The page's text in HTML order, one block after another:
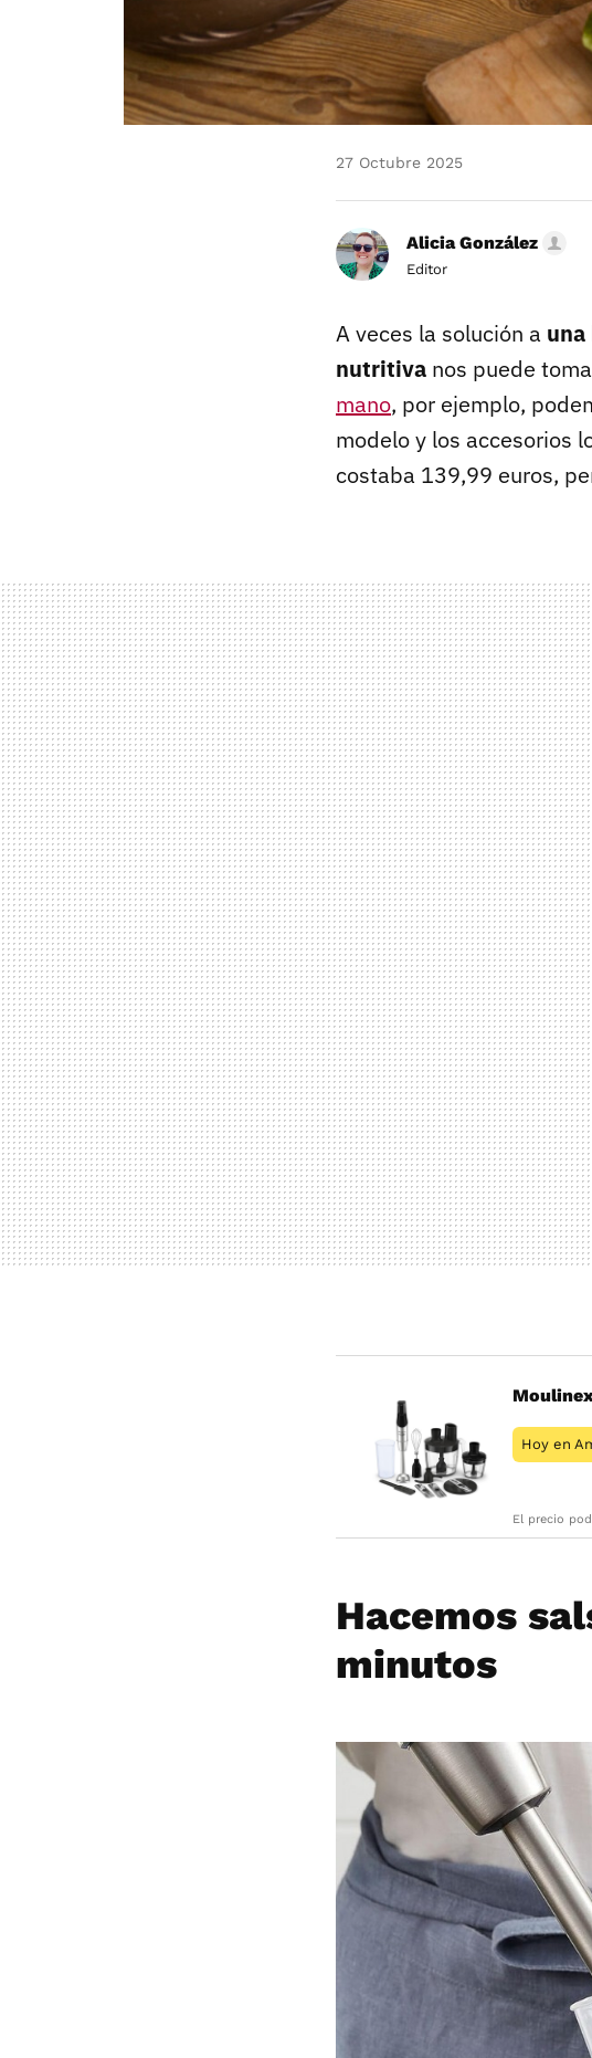
27 Octubre 2025
Alicia González
Editor
A veces la solución a una
nutritiva nos puede
mano, por ejemplo,
modelo y los accesorios
costaba 139,99 euros,
Hoy en
El precio
Hacemos
minutos